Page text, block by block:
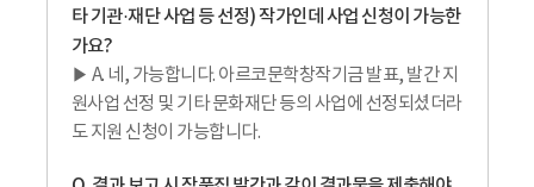
타 기관·재단 사업 등 선정) 작가인데 사업 신청이 가능한
가요?
▶ A. 네, 가능합니다. 아르코문학창작기금 발표, 발간 지
원사업 선정 및 기타 문화재단 등의 사업에 선정되셨더라
도 지원 신청이 가능합니다.